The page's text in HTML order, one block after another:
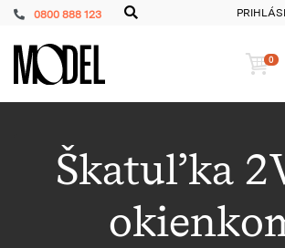
0800 888 123
PackShop 0
Škatuľka